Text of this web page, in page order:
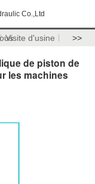
Co.,Ltd
Visite d'usine >>
de piston de
les machines